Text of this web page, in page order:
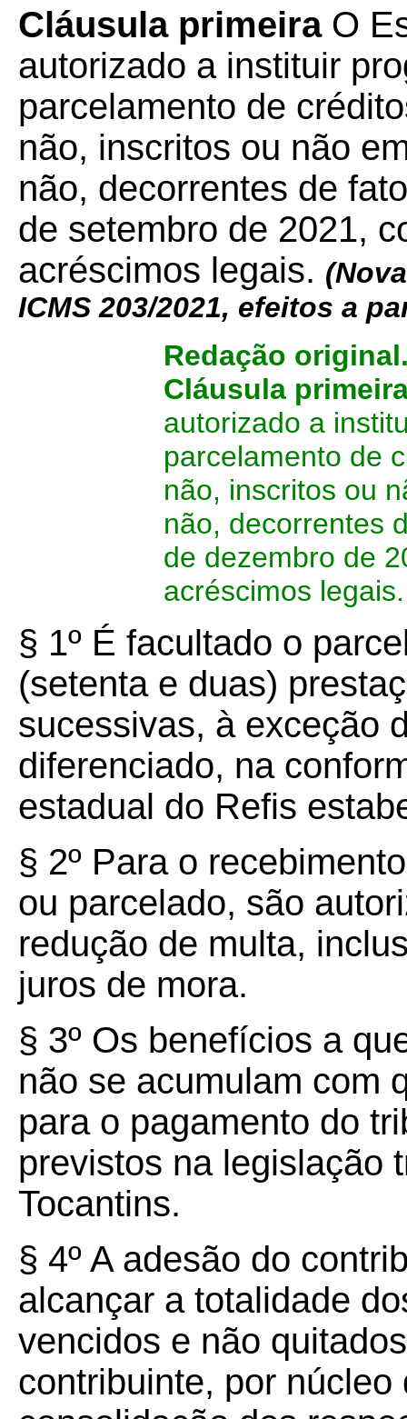
Cláusula primeira O
autorizado a instituir
parcelamento de
não, inscritos ou não
não, decorrentes de
de setembro de 2021,
acréscimos legais.
ICMS203/2021, efeitos a
Redação
Cláusula
autorizado a
parcelamento de
não, inscritos ou
não, decorrentes
de dezembro de
acréscimos legais.
§ 1º É facultado o
(setenta e duas)
sucessivas, à exceção
diferenciado, na
estadual do Refis
§ 2º Para o
ou parcelado, são
redução de multa,
juros de mora.
§ 3º Os benefícios a
não se acumulam com
para o pagamento do
previstos na legislação
Tocantins.
§ 4º A adesão do
alcançar a totalidade
vencidos e não
contribuinte, por